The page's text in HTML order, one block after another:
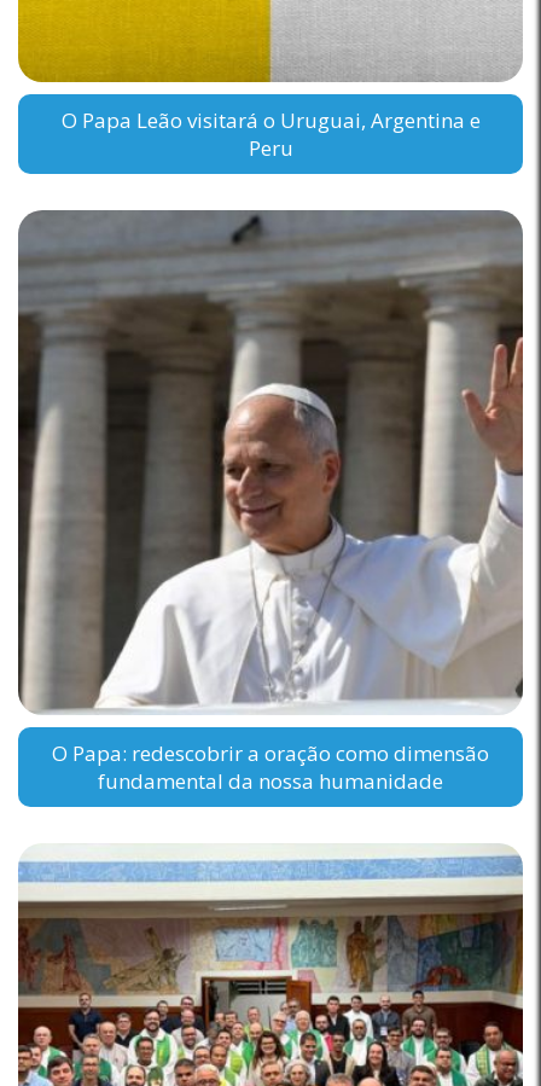
O Papa Leão visitará o Uruguai, Argentina e
Peru
O Papa: redescobrir a oração como dimensão
fundamental da nossa humanidade